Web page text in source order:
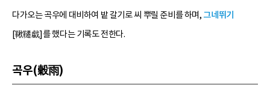
다가오는 곡우에 대비하여 밭 갈기로 씨 뿌릴 준비를 하며, 그네뛰기
[鞦韆戱]를 했다는 기록도 전한다.
곡우(穀雨)